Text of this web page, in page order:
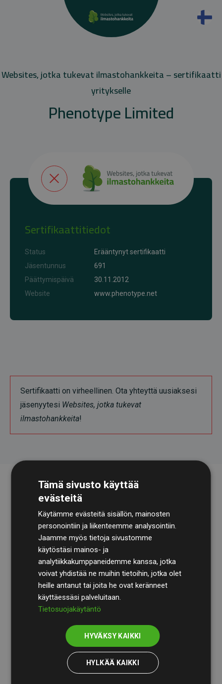
Websites, jotka tukevat ilmastohankkeita – sertifikaatti
yritykselle
Phenotype Limited
Sertifikaattitiedot
Status
Erääntynyt sertifikaatti
Jäsentunnus
691
Päättymispäivä
30.11.2012
Website
www.phenotype.net
Sertifikaatti on virheellinen. Ota yhteyttä uusiaksesi
jäsenyytesi Websites, jotka tukevat
ilmastohankkeita!
TilintarkastusyhtiöBDOkäy säännöllisesti läpi
laskelmamme ja menetelmämme varmistaakseen
läpinäkyvyyden ja luotettavuuden.
Heidän tarkastuksensa osoittavat, että investoinnit
ilmastohankkeisiin kompensoivat keskimäärin
arvioiduista CO₂-päästöistä
jäsenverkkosivustoilla –
selkeä todiste toimintatapamme todellisesta
Tämä sivusto käyttää
evästeitä
Käytämme evästeitä sisällön, mainosten
personointiin ja liikenteemme analysointiin.
Jaamme myös tietoja sivustomme
käytöstäsi mainos- ja
analytiikkakumppaneidemme kanssa, jotka
voivat yhdistää ne muihin tietoihin, jotka olet
heille antanut tai joita he ovat keränneet
käyttäessäsi palveluitaan.
Tietosuojakäytäntö
HYVÄKSY KAIKKI
HYLKÄÄ KAIKKI